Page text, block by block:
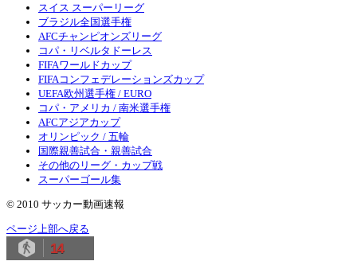
スイス スーパーリーグ
ブラジル全国選手権
AFCチャンピオンズリーグ
コパ・リベルタドーレス
FIFAワールドカップ
FIFAコンフェデレーションズカップ
UEFA欧州選手権 / EURO
コパ・アメリカ / 南米選手権
AFCアジアカップ
オリンピック / 五輪
国際親善試合・親善試合
その他のリーグ・カップ戦
スーパーゴール集
© 2010 サッカー動画速報
ページ上部へ戻る
14